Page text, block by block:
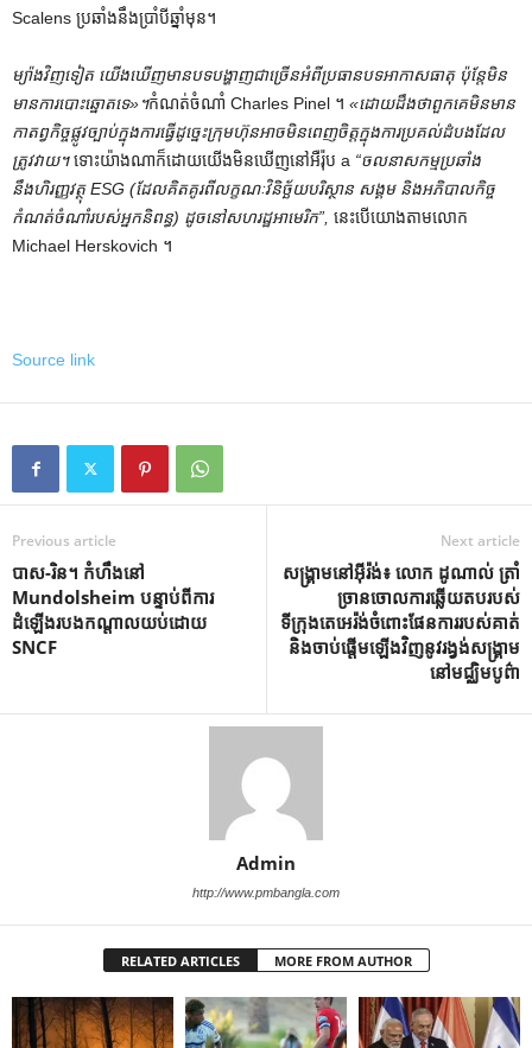
Scalens ប្រឆាំងនឹងប្រាំបីឆ្នាំមុន។
ម្យ៉ាងវិញទៀត យើងឃើញមានបទបង្ហាញជាច្រើនអំពីប្រធានបទអាកាសធាតុ ប៉ុន្តែមិន
មានការបោះឆ្នោតទេ»។កំណត់ចំណាំ Charles Pinel ។ «ដោយដឹងថាពួកគេមិនមាន
កាតព្វកិច្ចផ្លូវច្បាប់ក្នុងការធ្វើដូច្នេះក្រុមហ៊ុនអាចមិនពេញចិត្តក្នុងការប្រគល់ដំបងដែល
ត្រូវវាយ។ទោះយ៉ាងណាក៏ដោយយើងមិនឃើញនៅអឺរ៉ុប a “ចលនាសកម្មប្រឆាំង
នឹងហិរញ្ញវត្ថុ ESG (ដែលគិតគូរពីលក្ខណៈវិនិច្ឆ័យបរិស្ថាន សង្គម និងអភិបាលកិច្ច
កំណត់ចំណាំរបស់អ្នកនិពន្ធ) ដូចនៅសហរដ្ឋអាមេរិក”, នេះបើយោងតាមលោក
Michael Herskovich ។
Source link
Previous article
បាស-រិន។ កំហឹងនៅ
Mundolsheim បន្ទាប់ពីការ
ដំឡើងរបងកណ្តាលយប់ដោយ
SNCF
Next article
សង្គ្រាមនៅអ៊ីរ៉ង់៖ លោក ដូណាល់ ត្រាំ
ច្រានចោលការឆ្លើយតបរបស់
ទីក្រុងតេអេរ៉ង់ចំពោះផែនការរបស់គាត់
និងចាប់ផ្តើមឡើងវិញនូវរង្វង់សង្រ្គាម
នៅមជ្ឈិមបូព៌ា
Admin
http://www.pmbangla.com
RELATED ARTICLES MORE FROM AUTHOR